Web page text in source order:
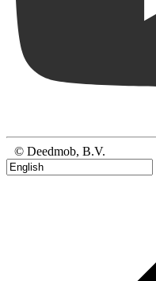
© Deedmob, B.V.